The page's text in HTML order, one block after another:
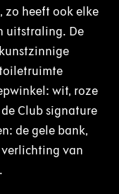
zo heeft ook elke
uitstraling. De
wit, roze
Club signature
de gele bank,
van